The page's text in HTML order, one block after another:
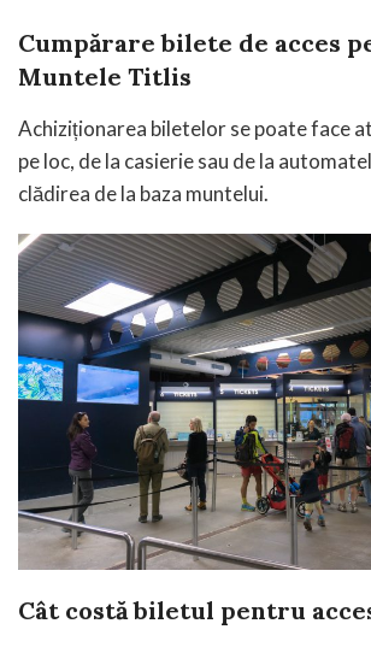
Cumpărare bilete de acces
Muntele Titlis
Achiziționarea biletelor se poate face
pe loc, de la casierie sau de la
clădirea de la baza muntelui.
Cât costă biletul pentru